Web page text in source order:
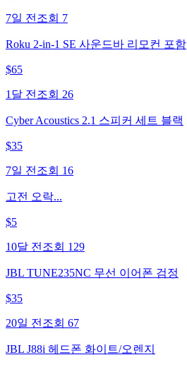
7일 전 조회 7
Roku 2-in-1 SE 사운드바 리모컨 포함
$65
1달 전 조회 26
Cyber Acoustics 2.1 스피커 세트 블랙
$35
7일 전 조회 16
고전 오락...
$5
10달 전 조회 129
JBL TUNE235NC 무선 이어폰 검정
$35
20일 전 조회 67
JBL J88i 헤드폰 화이트/오렌지